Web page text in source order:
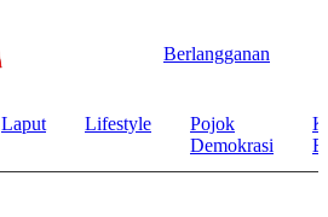
Berlangganan
Laput Lifestyle
Pojok
Demokrasi